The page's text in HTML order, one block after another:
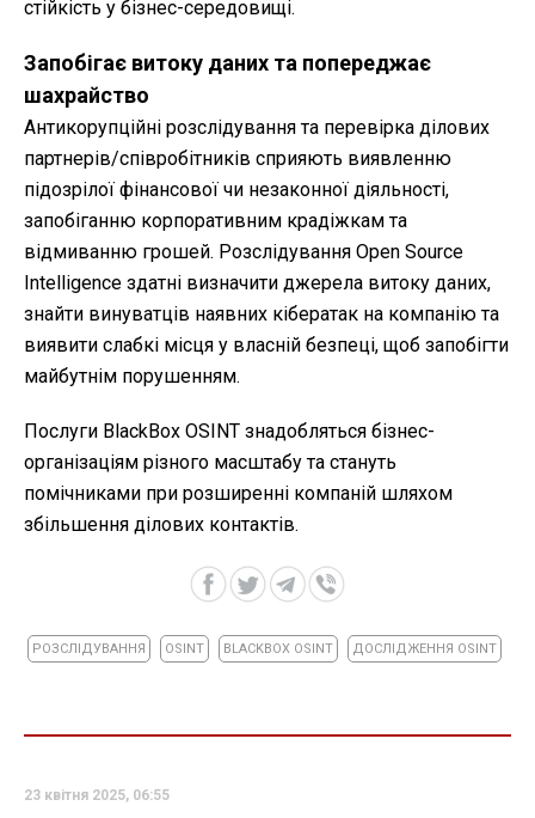
стійкість у бізнес-середовищі.
Запобігає витоку даних та попереджає
шахрайство
Антикорупційні розслідування та перевірка ділових
партнерів/співробітників сприяють виявленню
підозрілої фінансової чи незаконної діяльності,
запобіганню корпоративним крадіжкам та
відмиванню грошей. Розслідування Open Source
Intelligence здатні визначити джерела витоку даних,
знайти винуватців наявних кібератак на компанію та
виявити слабкі місця у власній безпеці, щоб запобігти
майбутнім порушенням.
Послуги BlackBox OSINT знадобляться бізнес-
організаціям різного масштабу та стануть
помічниками при розширенні компаній шляхом
збільшення ділових контактів.
РОЗСЛІДУВАННЯ OSINT BLACKBOX OSINT ДОСЛІДЖЕННЯ OSINT
23 квітня 2025, 06:55